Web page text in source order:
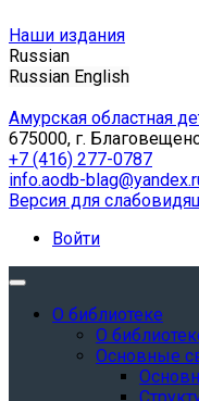
Наши издания
Russian
Russian English
Амурская областная
675000, г.
+7 (416) 277-0787
info.aodb-
Версия для
Войти
О библиотеке
О
Основные